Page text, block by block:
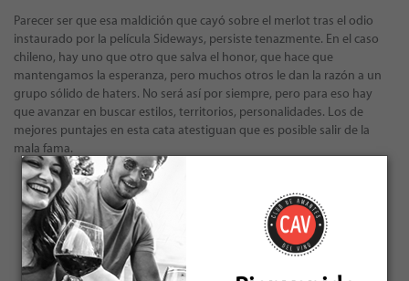
Parecer ser que esa maldición que cayó sobre el merlot tras el odio
instaurado por la película Sideways, persiste tenazmente. En el caso
chileno, hay uno que otro que salva el honor, que hace que
mantengamos la esperanza, pero muchos otros le dan la razón a un
grupo sólido de haters. No será así por siempre, pero para eso hay
que avanzar en buscar estilos, territorios, personalidades. Los de
mejores puntajes en esta cata atestiguan que es posible salir de la
mala fama.
← VOLVER A LAS EDICIONES
NOVIEMBRE 2022